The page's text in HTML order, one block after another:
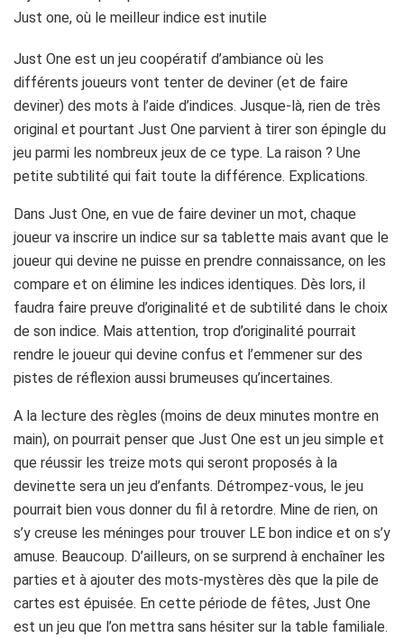
Just One est un jeu coopératif d’ambiance où les
différents joueurs vont tenter de deviner (et de faire
deviner) des mots à l’aide d’indices. Jusque-là, rien de très
original et pourtant Just One parvient à tirer son épingle du
jeu parmi les nombreux jeux de ce type. La raison ? Une
petite subtilité qui fait toute la différence. Explications.
Dans Just One, en vue de faire deviner un mot, chaque
joueur va inscrire un indice sur sa tablette mais avant que le
joueur qui devine ne puisse en prendre connaissance, on les
compare et on élimine les indices identiques. Dès lors, il
faudra faire preuve d’originalité et de subtilité dans le choix
de son indice. Mais attention, trop d’originalité pourrait
rendre le joueur qui devine confus et l’emmener sur des
pistes de réflexion aussi brumeuses qu’incertaines.
A la lecture des règles (moins de deux minutes montre en
main), on pourrait penser que Just One est un jeu simple et
que réussir les treize mots qui seront proposés à la
devinette sera un jeu d’enfants. Détrompez-vous, le jeu
pourrait bien vous donner du fil à retordre. Mine de rien, on
s’y creuse les méninges pour trouver LE bon indice et on s’y
amuse. Beaucoup. D’ailleurs, on se surprend à enchaîner les
parties et à ajouter des mots-mystères dès que la pile de
cartes est épuisée. En cette période de fêtes, Just One
est un jeu que l’on mettra sans hésiter sur la table familiale.